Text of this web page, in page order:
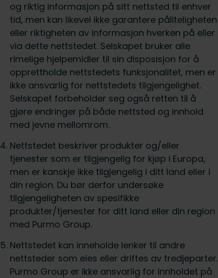
og riktig informasjon på sitt nettsted til enhver
tid, men kan likevel ikke garantere påliteligheten
eller riktigheten av informasjon hverken på eller
via dette nettstedet. Selskapet bruker alle
rimelige hjelpemidler til sin disposisjon for å
opprettholde nettstedets funksjonalitet, men er
ikke ansvarlig for nettstedets tilgjengelighet.
Selskapet forbeholder seg også retten til å
gjøre endringer på både nettsted og innhold
med jevne mellomrom.
Nettstedet beskriver produkter og/eller
tjenester som er tilgjengelig for kjøp i Europa,
men er kanskje ikke tilgjengelig i ditt land eller i
din region. Du bør derfor undersøke
tilgjengeligheten av spesifikke
produkter/tjenester for ditt land eller din region
med Purmo Group.
Nettstedet kan inneholde lenker til andre
nettsteder som eies eller driftes av tredjeparter.
Purmo Group er ikke ansvarlig for innholdet på